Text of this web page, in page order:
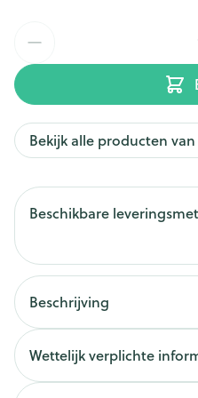
Bekijk alle producten
Beschikbare
Beschrijving
Wettelijk verplichte